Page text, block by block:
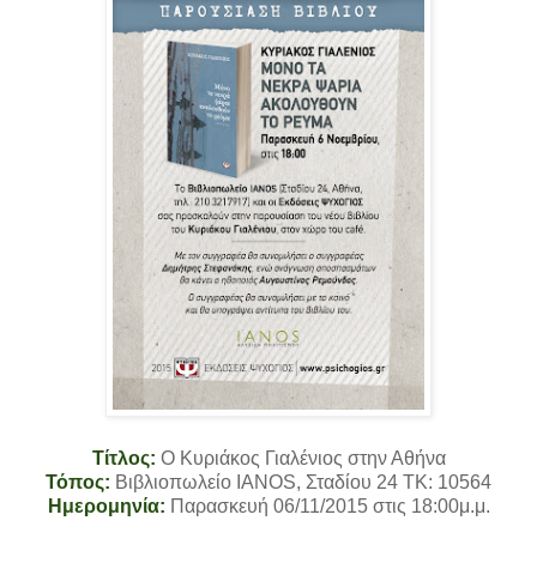
Τίτλος: Ο Κυριάκος Γιαλένιος στην Αθήνα
Τόπος: Βιβλιοπωλείο IANOS, Σταδίου 24 TK: 10564
Ημερομηνία: Παρασκευή 06/11/2015 στις 18:00μ.μ.